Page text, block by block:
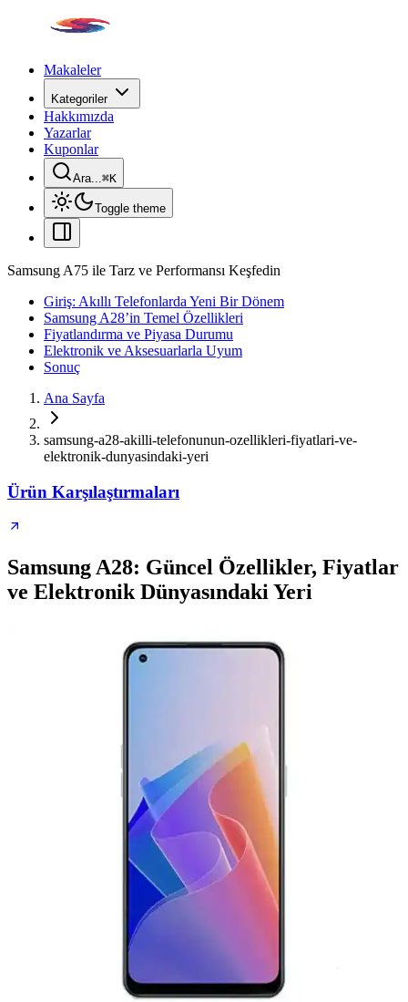
Makaleler
Kategoriler
Hakkımızda
Yazarlar
Kuponlar
Ara...⌘K
Toggle theme
Samsung A75 ile Tarz ve Performansı Keşfedin
Giriş: Akıllı Telefonlarda Yeni Bir Dönem
Samsung A28’in Temel Özellikleri
Fiyatlandırma ve Piyasa Durumu
Elektronik ve Aksesuarlarla Uyum
Sonuç
Ana Sayfa
samsung-a28-akilli-telefonunun-ozellikleri-fiyatlari-ve-
elektronik-dunyasindaki-yeri
Ürün Karşılaştırmaları
Samsung A28: Güncel Özellikler, Fiyatlar
ve Elektronik Dünyasındaki Yeri